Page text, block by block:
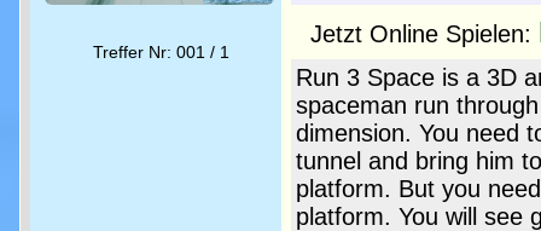
Treffer Nr: 001 / 1
Jetzt Online Spielen:
Run 3 Space is a 3D
spaceman run
dimension. You need
tunnel and bring him
platform. But you
platform. You will see